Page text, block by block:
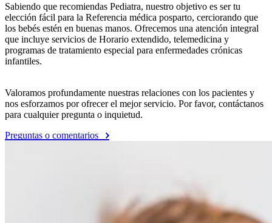
Sabiendo que recomiendas Pediatra, nuestro objetivo es ser tu
elección fácil para la Referencia médica posparto, cerciorando que
los bebés estén en buenas manos. Ofrecemos una atención integral
que incluye servicios de Horario extendido, telemedicina y
programas de tratamiento especial para enfermedades crónicas
infantiles.
Valoramos profundamente nuestras relaciones con los pacientes y
nos esforzamos por ofrecer el mejor servicio. Por favor, contáctanos
para cualquier pregunta o inquietud.
Preguntas o comentarios